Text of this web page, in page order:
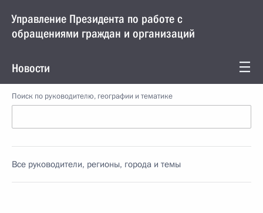
Управление Президента по работе с
обращениями граждан и организаций
Новости
Поиск по руководителю, географии и тематике
Все руководители, регионы, города и темы